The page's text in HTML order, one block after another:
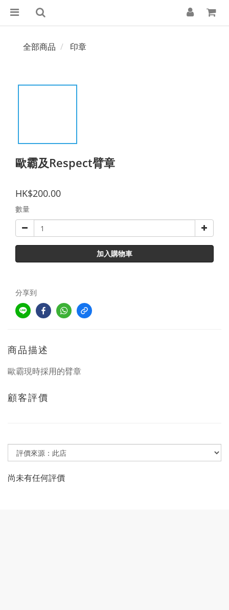
全部商品 印章
歐霸及Respect臂章
HK$200.00
數量
加入購物車
分享到
商品描述
歐霸現時採用的臂章
顧客評價
尚未有任何評價